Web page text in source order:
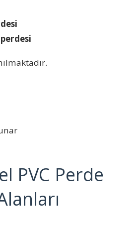
PVC Perde